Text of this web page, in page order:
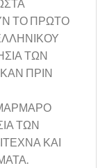
ΤΟ ΠΡΩΤΟ
ΤΩΝ
ΠΡΙΝ
ΤΩΝ
ΚΑΙ